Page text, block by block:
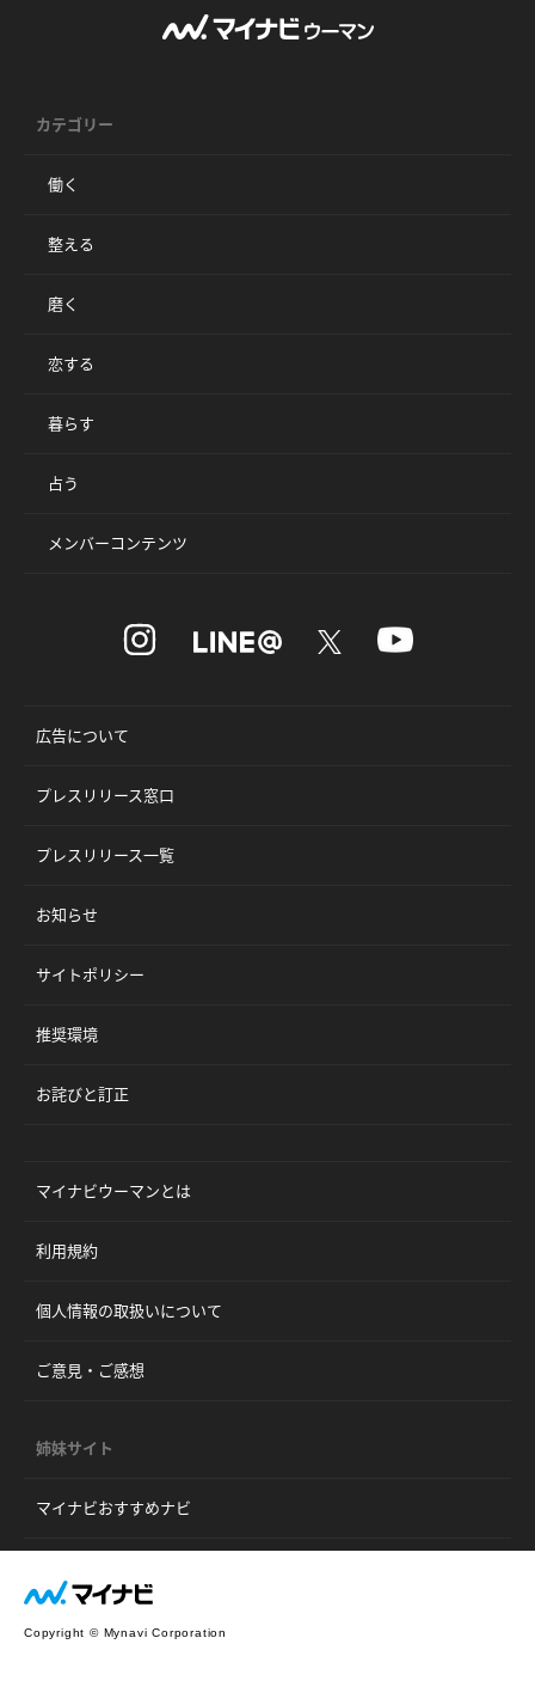
カテゴリー
働く
整える
磨く
恋する
暮らす
占う
メンバーコンテンツ
広告について
プレスリリース窓口
プレスリリース一覧
お知らせ
サイトポリシー
推奨環境
お詫びと訂正
マイナビウーマンとは
利用規約
個人情報の取扱いについて
ご意見・ご感想
姉妹サイト
マイナビおすすめナビ
Copyright © Mynavi Corporation